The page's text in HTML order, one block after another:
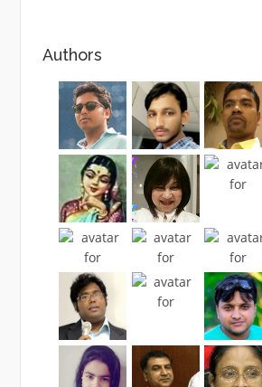
Authors